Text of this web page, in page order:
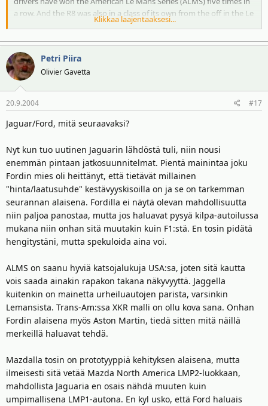
a row. And the R8 was also in a class of its own from the off in the Le
Mans Endurance Series (LMES) held for the first time in 2004.
Klikkaa laajentaaksesi...
Petri Piira
Olivier Gavetta
20.9.2004 #17
Jaguar/Ford, mitä seuraavaksi?
Nyt kun tuo uutinen Jaguarin lähdöstä tuli, niin nousi
enemmän pintaan jatkosuunnitelmat. Pientä mainintaa joku
Fordin mies oli heittänyt, että tietävät millainen
"hinta/laatusuhde" kestävyyskisoilla on ja se on tarkemman
seurannan alaisena. Fordilla ei näytä olevan mahdollisuutta
niin paljoa panostaa, mutta jos haluavat pysyä kilpa-autoilussa
mukana niin onhan sitä muutakin kuin F1:stä. En tosin pidätä
hengitystäni, mutta spekuloida aina voi.
ALMS on saanu hyviä katsojalukuja USA:sa, joten sitä kautta
vois saada ainakin rapakon takana näkyvyyttä. Jaggella
kuitenkin on mainetta urheiluautojen parista, varsinkin
Lemansista. Trans-Am:ssa XKR malli on ollu kova sana. Onhan
Fordin alaisena myös Aston Martin, tiedä sitten mitä näillä
merkeillä haluavat tehdä.
Mazdalla tosin on prototyyppiä kehityksen alaisena, mutta
ilmeisesti sitä vetää Mazda North America LMP2-luokkaan,
mahdollista Jaguaria en osais nähdä muuten kuin
umpimallisena LMP1-autona. En kyl usko, että Ford haluais